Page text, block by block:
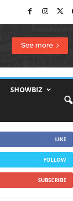
SHOWBIZ
LIKE
FOLLOW
SUBSCRIBE